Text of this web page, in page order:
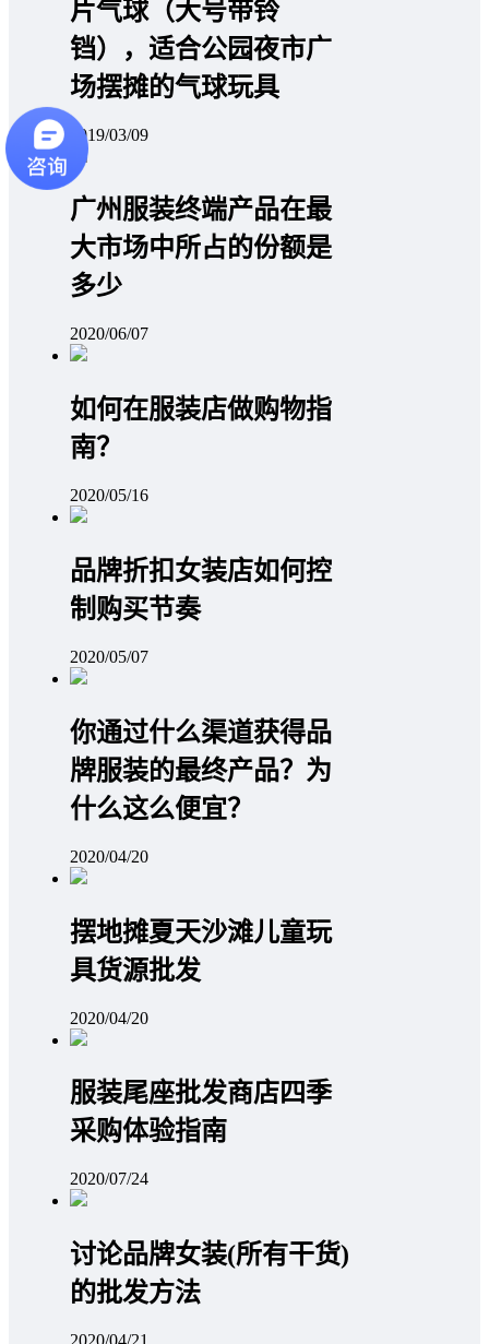
片气球（大号带铃
铛），适合公园夜市广
场摆摊的气球玩具
2019/03/09
广州服装终端产品在最
大市场中所占的份额是
多少
2020/06/07
如何在服装店做购物指
南？
2020/05/16
品牌折扣女装店如何控
制购买节奏
2020/05/07
你通过什么渠道获得品
牌服装的最终产品？为
什么这么便宜？
2020/04/20
摆地摊夏天沙滩儿童玩
具货源批发
2020/04/20
服装尾座批发商店四季
采购体验指南
2020/07/24
讨论品牌女装(所有干货)
的批发方法